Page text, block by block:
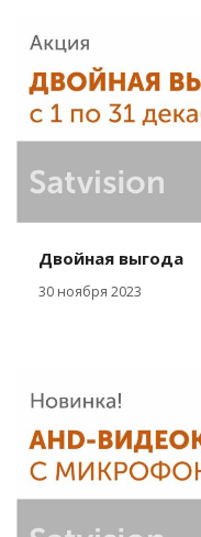
Двойная выгода
30 ноября 2023